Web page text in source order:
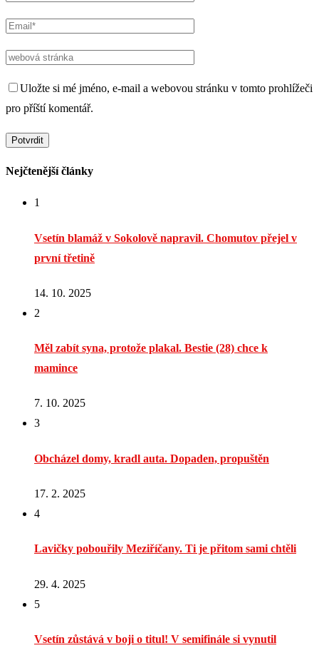
Uložte si mé jméno, e-mail a webovou stránku v tomto prohlížeči
pro příští komentář.
Nejčtenější články
1
Vsetín blamáž v Sokolově napravil. Chomutov přejel v
první třetině
14. 10. 2025
2
Měl zabít syna, protože plakal. Bestie (28) chce k
mamince
7. 10. 2025
3
Obcházel domy, kradl auta. Dopaden, propuštěn
17. 2. 2025
4
Lavičky pobouřily Meziříčany. Ti je přitom sami chtěli
29. 4. 2025
5
Vsetín zůstává v boji o titul! V semifinále si vynutil